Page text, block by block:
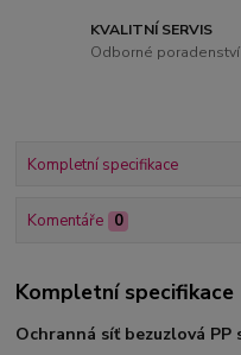
KVALITNÍ SERVIS
Odborné poradenství
Kompletní specifikace
Komentáře 0
Kompletní specifikace
Ochranná síť bezuzlová PP